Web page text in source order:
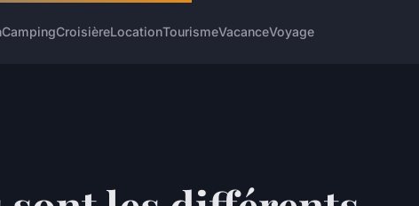
CampingCroisièreLocationTourismeVacanceVoyage